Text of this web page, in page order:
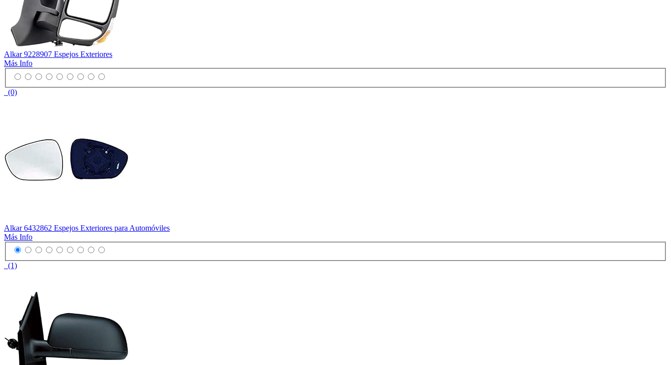
Alkar 9228907 Espejos Exteriores
Más Info
(0)
Alkar 6432862 Espejos Exteriores para Automóviles
Más Info
(1)